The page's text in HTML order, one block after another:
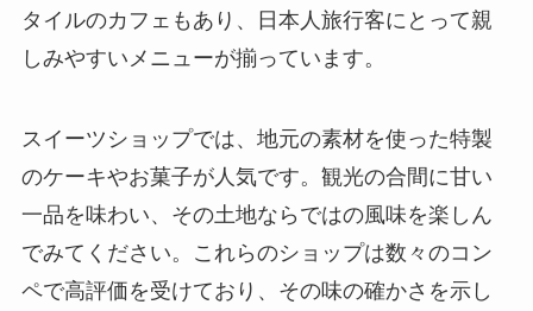
タイルのカフェもあり、日本人旅行客にとって親
しみやすいメニューが揃っています。
スイーツショップでは、地元の素材を使った特製
のケーキやお菓子が人気です。観光の合間に甘い
一品を味わい、その土地ならではの風味を楽しん
でみてください。これらのショップは数々のコン
ペで高評価を受けており、その味の確かさを示し